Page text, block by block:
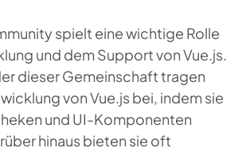
spielt eine wichtige Rolle
und dem Support von Vue.js.
dieser Gemeinschaft tragen
von Vue.js bei, indem sie
und UI-Komponenten
hinaus bieten sie oft